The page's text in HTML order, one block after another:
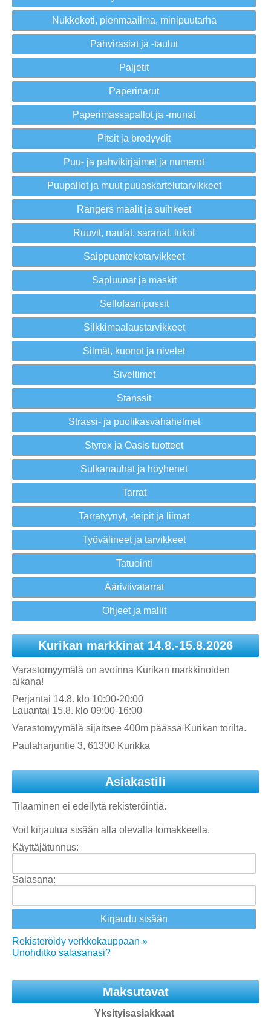
Nukkekoti, pienmaailma, minipuutarha
Pahvirasiat ja -taulut
Paljetit
Paperinarut
Paperimassapallot ja -munat
Pitsit ja brodyydit
Puu- ja pahvikirjaimet ja numerot
Puupallot ja muut puuaskartelutarvikkeet
Rangers maalit ja suihkeet
Ruuvit, naulat, saranat, lukot
Saippuantekotarvikkeet
Sapluunat ja maskit
Sellofaanipussit
Silkkimaalaustarvikkeet
Silmät, kuonot ja nivelet
Siveltimet
Stanssit
Strassi- ja puolikasvahahelmet
Styrox ja Oasis tuotteet
Sulkanauhat ja höyhenet
Tarrat
Tarratyynyt, -teipit ja liimat
Työvälineet ja tarvikkeet
Tatuointi
Ääriviivatarrat
Ohjeet ja mallit
Kurikan markkinat 14.8.-15.8.2026
Varastomyymälä on avoinna Kurikan markkinoiden
aikana!
Perjantai 14.8. klo 10:00-20:00
Lauantai 15.8. klo 09:00-16:00
Varastomyymälä sijaitsee 400m päässä Kurikan torilta.
Paulaharjuntie 3, 61300 Kurikka
Asiakastili
Tilaaminen ei edellytä rekisteröintiä.
Voit kirjautua sisään alla olevalla lomakkeella.
Käyttäjätunnus:
Salasana:
Rekisteröidy verkkokauppaan »
Unohditko salasanasi?
Maksutavat
Yksityisasiakkaat